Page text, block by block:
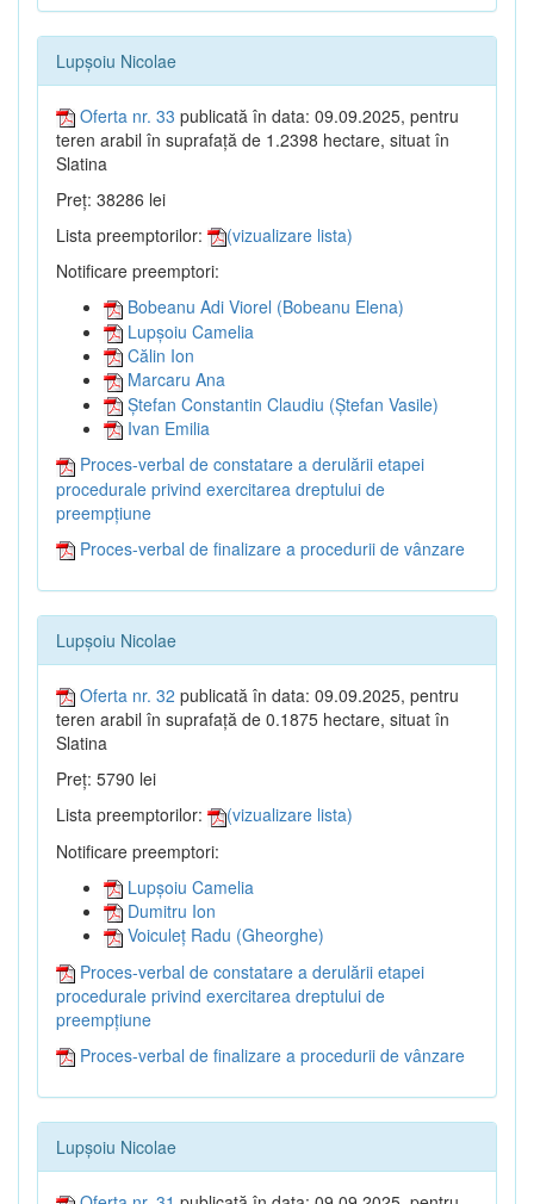
Lupșoiu Nicolae
Oferta nr. 33 publicată în data: 09.09.2025, pentru
teren arabil în suprafață de 1.2398 hectare, situat în
Slatina
Preț: 38286 lei
Lista preemptorilor:
(vizualizare lista)
Notificare preemptori:
Bobeanu Adi Viorel (Bobeanu Elena)
Lupșoiu Camelia
Călin Ion
Marcaru Ana
Ștefan Constantin Claudiu (Ștefan Vasile)
Ivan Emilia
Proces-verbal de constatare a derulării etapei
procedurale privind exercitarea dreptului de
preempțiune
Proces-verbal de finalizare a procedurii de vânzare
Lupșoiu Nicolae
Oferta nr. 32 publicată în data: 09.09.2025, pentru
teren arabil în suprafață de 0.1875 hectare, situat în
Slatina
Preț: 5790 lei
Lista preemptorilor:
(vizualizare lista)
Notificare preemptori:
Lupșoiu Camelia
Dumitru Ion
Voiculeț Radu (Gheorghe)
Proces-verbal de constatare a derulării etapei
procedurale privind exercitarea dreptului de
preempțiune
Proces-verbal de finalizare a procedurii de vânzare
Lupșoiu Nicolae